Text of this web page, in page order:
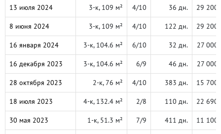
13 июля 2024 3-к, 109 м² 4/10 36 дн. 29 200
8 июня 2024 3-к, 109 м² 4/10 122 дн. 29 200
16 января 2024 3-к, 104.6 м² 6/10 32 дн. 27 000
16 декабря 2023 3-к, 104.6 м² 6/9 46 дн. 27 000
28 октября 2023 2-к, 76 м² 4/10 383 дн. 15 700
18 июля 2023 4-к, 132.4 м² 2/8 110 дн. 22 690
30 мая 2023 1-к, 51.3 м² 7/9 411 дн. 11 100